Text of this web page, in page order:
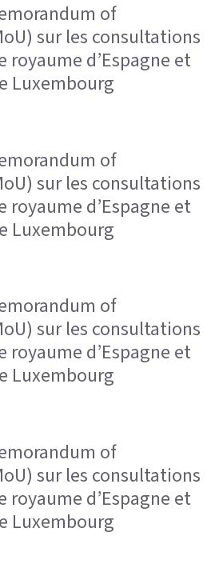
of
sur les consultations
d’Espagne et
Luxembourg
of
sur les consultations
d’Espagne et
Luxembourg
of
sur les consultations
d’Espagne et
Luxembourg
of
sur les consultations
d’Espagne et
Luxembourg